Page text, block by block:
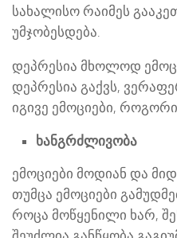
სახალისო რაიმეს
უმჯობესდება.
დეპრესია მხოლოდ
დეპრესია გაქვს,
იგივე ემოციები,
ხანგრძლივობა
ემოციები მოდიან და
თუმცა ემოციები
როცა მოწყენილი ხარ,